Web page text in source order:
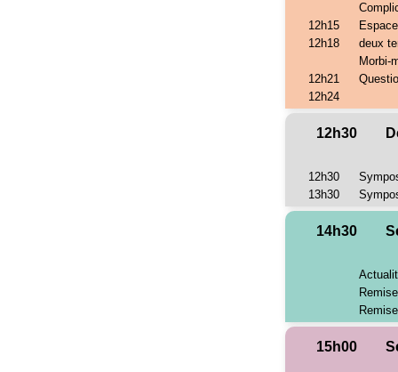
12h15
12h18
12h21
12h24
deux
Morbi-
12h30
12h30
13h30
14h30
15h00